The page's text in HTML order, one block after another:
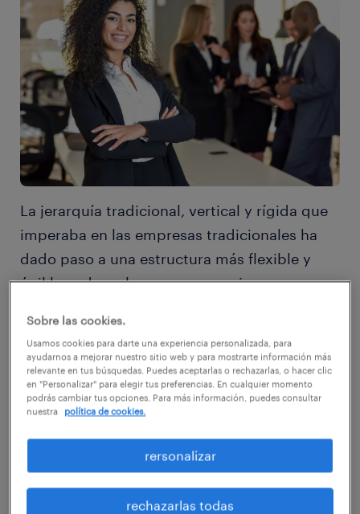
La jerarquía tradicional, vertical y rígida que
imperaba en las empresas tradicionales ha
dado paso a una estructura más flexible y
ágil basada en las personas, quienes
mayor valor de la empresa. Por esa razón, el
director de Recursos Humanos, también
conocido como CHRO (de Chief Human
Resources Officer), tiene un papel estratégico
Aunque sus tareas dependan de la naturaleza
y del tamaño de la empresa para la que
Sobre las cookies.
Usamos cookies para darte una experiencia personalizada, para
ayudarnos a mejorar nuestro sitio web y para mostrarte información más
relevante en tus búsquedas. Puedes aceptarlas o rechazarlas, o hacer clic
en "Personalizar" para elegir tus preferencias. En cualquier momento
podrás cambiar tus opciones. Para más información, puedes consultar
nuestra
política de cookies.
rersonalizar
rechazarlas todas